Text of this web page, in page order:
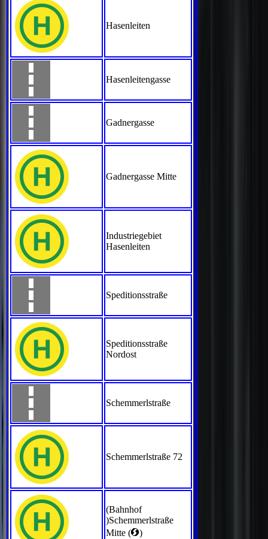
Hasenleiten
Hasenleitengasse
Gadnergasse
Gadnergasse Mitte
Industriegebiet
Hasenleiten
Speditionsstraße
Speditionsstraße
Nordost
Schemmerlstraße
Schemmerlstraße 72
(Bahnhof
)Schemmerlstraße
Mitte (<)